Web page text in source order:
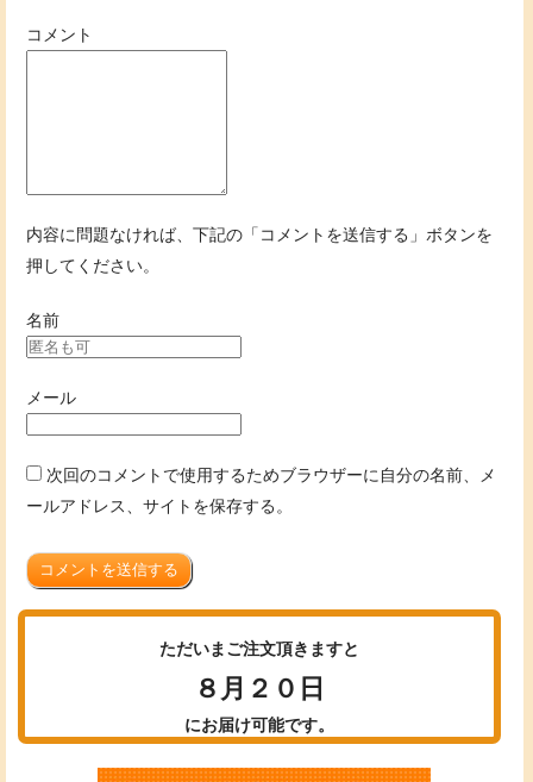
コメント
内容に問題なければ、下記の「コメントを送信する」ボタンを
押してください。
名前
メール
次回のコメントで使用するためブラウザーに自分の名前、メ
ールアドレス、サイトを保存する。
コメントを送信する
ただいまご注文頂きますと
８月２０日
にお届け可能です。